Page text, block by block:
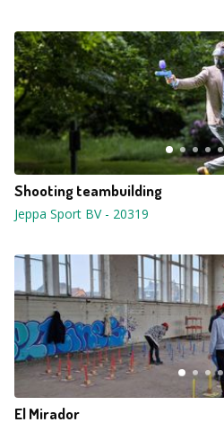
Shooting teambuilding
Jeppa Sport BV- 20319
El Mirador